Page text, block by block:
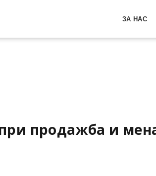
ЗА НАС
при продажба и